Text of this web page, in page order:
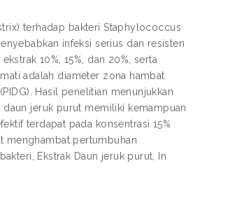
terhadap bakteri Staphylococcus
infeksi serius dan resisten
10%, 15%, dan 20%, serta
adalah diameter zona hambat
Hasil penelitian menunjukkan
jeruk purut memiliki kemampuan
terdapat pada konsentrasi 15%
menghambat pertumbuhan
Ekstrak Daun jeruk purut, In